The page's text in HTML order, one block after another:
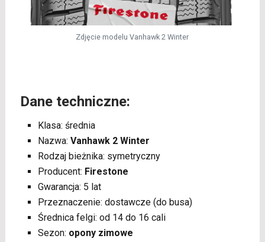
Zdjęcie modelu Vanhawk 2 Winter
Dane techniczne:
Klasa: średnia
Nazwa: Vanhawk 2 Winter
Rodzaj bieżnika: symetryczny
Producent: Firestone
Gwarancja: 5 lat
Przeznaczenie: dostawcze (do busa)
Średnica felgi: od 14 do 16 cali
Sezon: opony zimowe